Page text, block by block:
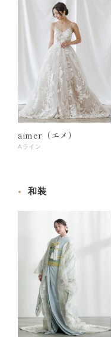
aimer（エメ）
Aライン
和装